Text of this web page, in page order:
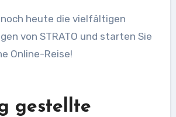
heute die vielfältigen
von STRATO und starten Sie
Online-Reise!
gestellte